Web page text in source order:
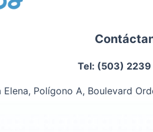
Tel: (503)
Elena, Polígono A, Boulevard